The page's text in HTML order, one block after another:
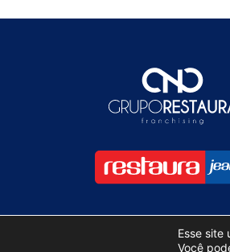
Esse site
Você